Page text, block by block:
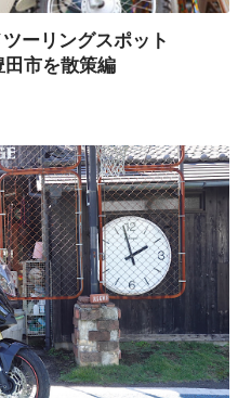
ーリングスポット
市を散策編